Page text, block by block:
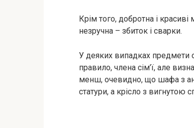
Крім того, добротна і красиві
незручна – збиток і сварки.
У деяких випадках предмети
правило, члена сім’ї, але
менш, очевидно, що шафа з
статури, а крісло з